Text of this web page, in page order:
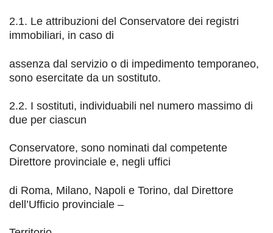
2.1. Le attribuzioni del Conservatore dei registri
immobiliari, in caso di
assenza dal servizio o di impedimento temporaneo,
sono esercitate da un sostituto.
2.2. I sostituti, individuabili nel numero massimo di
due per ciascun
Conservatore, sono nominati dal competente
Direttore provinciale e, negli uffici
di Roma, Milano, Napoli e Torino, dal Direttore
dell’Ufficio provinciale –